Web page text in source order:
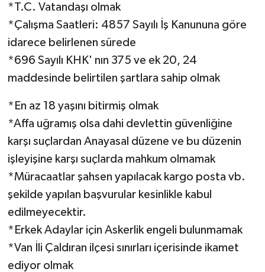
*T.C. Vatandaşı olmak
*Çalışma Saatleri: 4857 Sayılı İş Kanununa göre
idarece belirlenen sürede
*696 Sayılı KHK' nın 375 ve ek 20, 24
maddesinde belirtilen şartlara sahip olmak
*En az 18 yaşını bitirmiş olmak
*Affa uğramış olsa dahi devlettin güvenliğine
karşı suçlardan Anayasal düzene ve bu düzenin
işleyişine karşı suçlarda mahkum olmamak
*Müracaatlar şahsen yapılacak kargo posta vb.
şekilde yapılan başvurular kesinlikle kabul
edilmeyecektir.
*Erkek Adaylar için Askerlik engeli bulunmamak
*Van İli Çaldıran ilçesi sınırları içerisinde ikamet
ediyor olmak